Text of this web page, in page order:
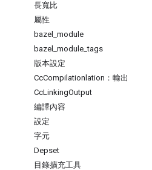
長寬比
屬性
bazel module
bazel module _tags
版本設定
CcCompilationlation：輸出
CcLinkingOutput
編譯內容
設定
字元
Depset
目錄擴充工具